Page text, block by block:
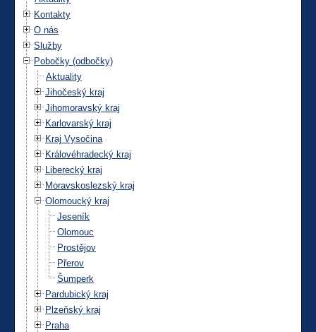
Kontakty
O nás
Služby
Pobočky (odbočky)
Aktuality
Jihočeský kraj
Jihomoravský kraj
Karlovarský kraj
Kraj Vysočina
Královéhradecký kraj
Liberecký kraj
Moravskoslezský kraj
Olomoucký kraj
Jeseník
Olomouc
Prostějov
Přerov
Šumperk
Pardubický kraj
Plzeňský kraj
Praha